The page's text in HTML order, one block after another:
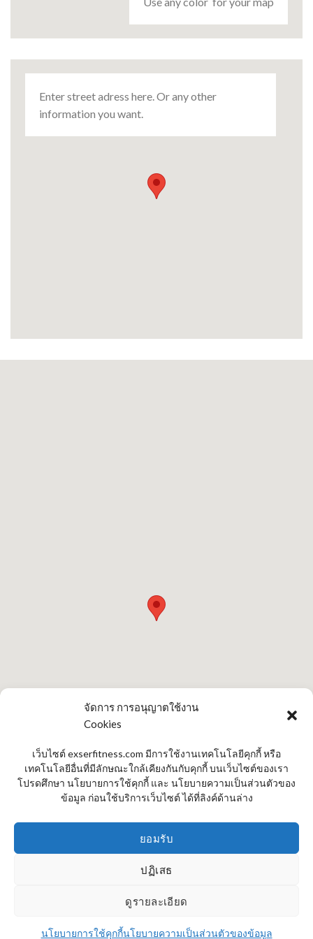
จัดการ การอนุญาตใช้งาน
Cookies
เว็บไซต์ exserfitness.com มีการใช้งานเทคโนโลยีคุกกี้ หรือ
เทคโนโลยีอื่นที่มีลักษณะใกล้เคียงกันกับคุกกี้ บนเว็บไซต์ของเรา
โปรดศึกษา นโยบายการใช้คุกกี้ และ นโยบายความเป็นส่วนตัวของ
ข้อมูล ก่อนใช้บริการเว็บไซต์ ได้ที่ลิงค์ด้านล่าง
ยอมรับ
ปฏิเสธ
ดูรายละเอียด
นโยบายการใช้คุกกี้นโยบายความเป็นส่วนตัวของข้อมูล
Enter street adress here. Or any other
information you want.
วิธีเลือกซื้อ สมิทแมชชีน (SMITH MACHINE)
เปรียบเทียบ สินค้า